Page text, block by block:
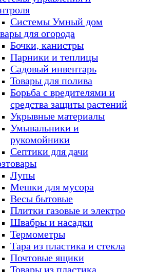
Системы Умный дом
для огорода
Бочки, канистры
Парники и теплицы
Садовый инвентарь
Товары для полива
Борьба с вредителями и
средства защиты растений
Укрывные материалы
Умывальники и
рукомойники
Септики для дачи
Лупы
Мешки для мусора
Весы бытовые
Плитки газовые и электро
Швабры и насадки
Термометры
Тара из пластика и стекла
Почтовые ящики
Товары из пластика